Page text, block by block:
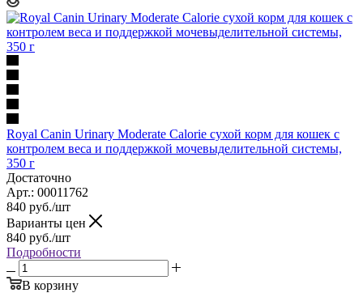
Royal Canin Urinary Moderate Calorie сухой корм для кошек с
контролем веса и поддержкой мочевыделительной системы,
350 г
Достаточно
Арт.: 00011762
840 руб./шт
Варианты цен
840 руб./шт
Подробности
В корзину